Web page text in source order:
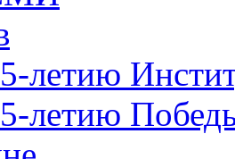
летию
летию